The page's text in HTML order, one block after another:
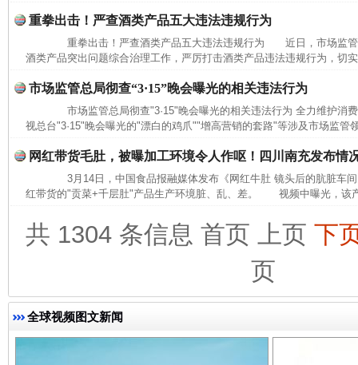
重拳出击！严查酒类产品五大违法违规行为
重拳出击！严查酒类产品五大违法违规行为 近日，市场监管
酒类产品突出问题综合治理工作，严厉打击酒类产品违法违规行为，切
市场监管总局彻查“3·15”晚会曝光的相关违法行为
市场监管总局彻查"3·15"晚会曝光的相关违法行为 全力维护
视总台"3·15"晚会曝光的"漂白的鸡爪""增高营销的套路"等涉及市场监管
网红带货毛肚，被曝加工环境令人作呕！四川南充发布情
3月14日，中国食品报融媒体发布《网红牛肚 镜头后的肮脏车间
红带货的"贡菜+千层肚"产品生产环境脏、乱、差。 视频中曝光，该
共 1304 条信息 首页 上页 下
页
全球视频图文新闻